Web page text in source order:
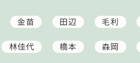
金苗 田辺 毛利
林佳代 橋本 森岡